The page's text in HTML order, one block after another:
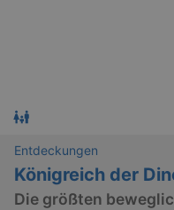
Entdeckungen
Königreich der
Die größten